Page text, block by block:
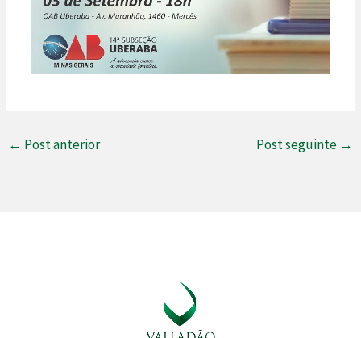
← Post anterior Post seguinte →